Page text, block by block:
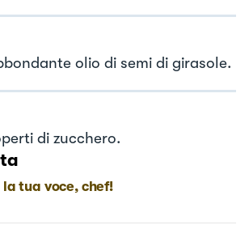
olio di semi di girasole.
di zucchero.
la tua voce, chef!